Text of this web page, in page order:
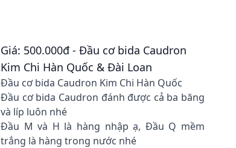
Giá: 500.000đ - Đầu cơ bida Caudron
Kim Chi Hàn Quốc & Đài Loan
Đầu cơ bida Caudron Kim Chi Hàn Quốc
Đầu cơ bida Caudron đánh được cả ba băng
và líp luôn nhé
Đầu M và H là hàng nhập ạ, Đầu Q mềm
trắng là hàng trong nước nhé